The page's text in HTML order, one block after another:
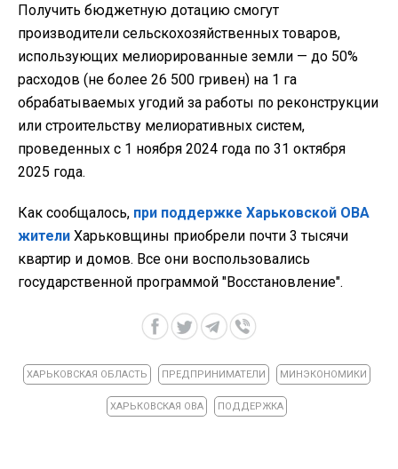
Получить бюджетную дотацию смогут
производители сельскохозяйственных товаров,
использующих мелиорированные земли — до 50%
расходов (не более 26 500 гривен) на 1 га
обрабатываемых угодий за работы по реконструкции
или строительству мелиоративных систем,
проведенных с 1 ноября 2024 года по 31 октября
2025 года.
Как сообщалось, при поддержке Харьковской ОВА
жители Харьковщины приобрели почти 3 тысячи
квартир и домов. Все они воспользовались
государственной программой "Восстановление".
ХАРЬКОВСКАЯ ОБЛАСТЬ ПРЕДПРИНИМАТЕЛИ МИНЭКОНОМИКИ
ХАРЬКОВСКАЯ ОВА ПОДДЕРЖКА